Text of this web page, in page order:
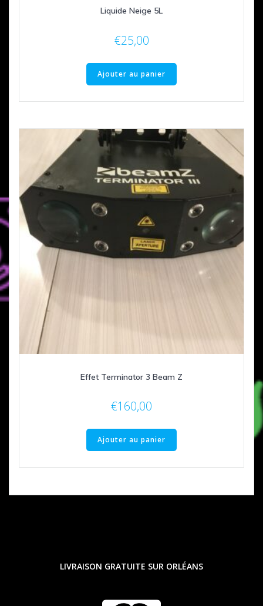
Liquide Neige 5L
€25,00
Ajouter au panier
Effet Terminator 3 Beam Z
€160,00
Ajouter au panier
LIVRAISON GRATUITE SUR ORLÉANS